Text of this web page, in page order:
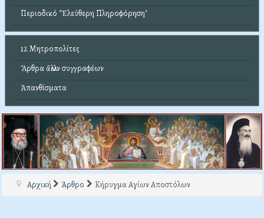
Περιοδικό "Ἐλεύθερη Πληροφόρηση"
12 Μητροπολίτες
Ἄρθρα ἄλλων συγγραφέων
Ἀπανθίσματα
Αρχική Άρθρο Κήρυγμα Αγίων Αποστόλων